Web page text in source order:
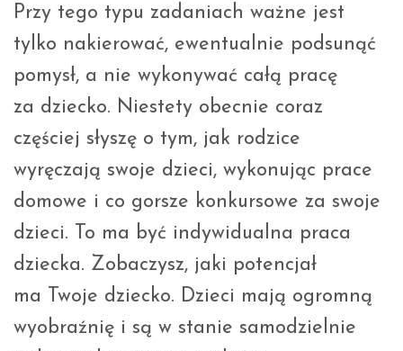
Przy tego typu zadaniach ważne jest
tylko nakierować, ewentualnie podsunąć
pomysł, a nie wykonywać całą pracę
za dziecko. Niestety obecnie coraz
częściej słyszę o tym, jak rodzice
wyręczają swoje dzieci, wykonując prace
domowe i co gorsze konkursowe za swoje
dzieci. To ma być indywidualna praca
dziecka. Zobaczysz, jaki potencjał
ma Twoje dziecko. Dzieci mają ogromną
wyobraźnię i są w stanie samodzielnie